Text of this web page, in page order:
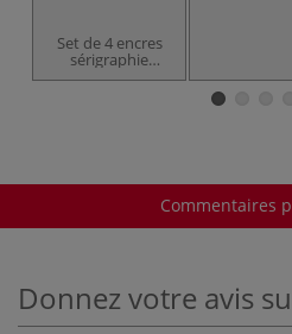
Set de 4 encres
sérigraphie
Speedball
Commentaires
Donnez votre avis